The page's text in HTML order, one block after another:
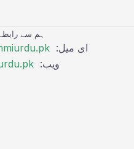
ہم سے
ای میل:
ویب: